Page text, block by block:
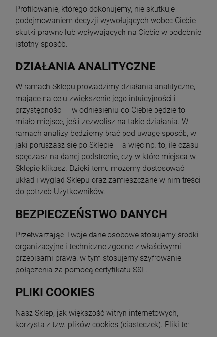
Profilowanie, którego dokonujemy, nie skutkuje
podejmowaniem decyzji wywołujących wobec Ciebie
skutki prawne lub wpływających na Ciebie w podobnie
istotny sposób.
DZIAŁANIA ANALITYCZNE
W ramach Sklepu prowadzimy działania analityczne,
mające na celu zwiększenie jego intuicyjności i
przystępności – w odniesieniu do Ciebie będzie to
miało miejsce, jeśli zezwolisz na takie działania. W
ramach analizy będziemy brać pod uwagę sposób, w
jaki poruszasz się po Sklepie – a więc np. to, ile czasu
spędzasz na danej podstronie, czy w które miejsca w
Sklepie klikasz. Dzięki temu możemy dostosować
układ i wygląd Sklepu oraz zamieszczane w nim treści
do potrzeb Użytkowników.
BEZPIECZEŃSTWO DANYCH
Przetwarzając Twoje dane osobowe stosujemy środki
organizacyjne i techniczne zgodne z właściwymi
przepisami prawa, w tym stosujemy szyfrowanie
połączenia za pomocą certyfikatu SSL.
PLIKI COOKIES
Nasz Sklep, jak większość witryn internetowych,
korzysta z tzw. plików cookies (ciasteczek). Pliki te: